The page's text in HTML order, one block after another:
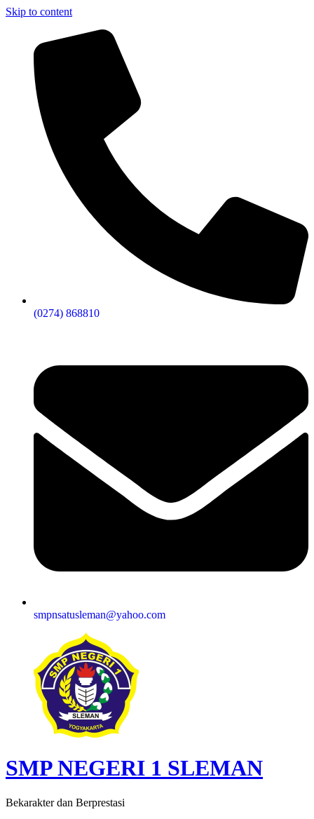
Skip to content
(0274) 868810
smpnsatusleman@yahoo.com
SMP NEGERI 1 SLEMAN
Bekarakter dan Berprestasi